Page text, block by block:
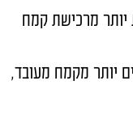
יותר מרכישת קמח
יותר מקמח מעובד,